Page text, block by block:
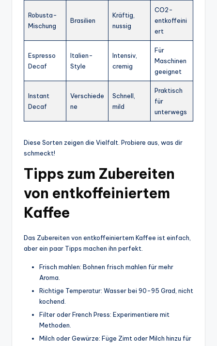
Robusta-
Mischung
Brasilien
Kräftig,
nussig
CO2-
entkoffeini
ert
Espresso
Decaf
Italien-
Style
Intensiv,
cremig
Für
Maschinen
geeignet
Instant
Decaf
Verschiede
ne
Schnell,
mild
Praktisch
für
unterwegs
Diese Sorten zeigen die Vielfalt. Probiere aus, was dir
schmeckt!
Tipps zum Zubereiten
von entkoffeiniertem
Kaffee
Das Zubereiten von entkoffeiniertem Kaffee ist einfach,
aber ein paar Tipps machen ihn perfekt.
Frisch mahlen: Bohnen frisch mahlen für mehr
Aroma.
Richtige Temperatur: Wasser bei 90-95 Grad, nicht
kochend.
Filter oder French Press: Experimentiere mit
Methoden.
Milch oder Gewürze: Füge Zimt oder Milch hinzu für